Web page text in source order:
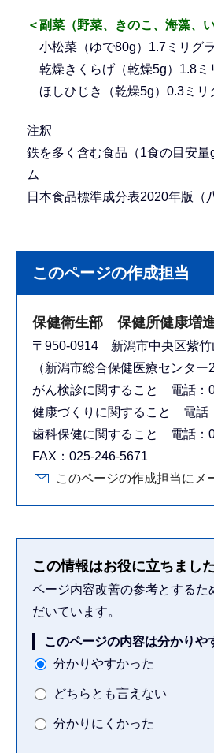
＜副菜（野菜、きのこ、海藻、
小松菜（ゆで80g）1.7ミリグ
乾燥きくらげ（乾燥5g）1.8ミ
ほしひじき（乾燥5g）0.3ミリ
注釈
鉄を多く含む食品（1食の目安量
ム
日本食品標準成分表2020年版（
このページの作成担当
保健衛生部 保健所健康増
〒950-0914 新潟市中央区紫竹
（新潟市総合保健医療センター2
がん検診に関すること 電話：
健康づくりに関すること 電話
歯科保健に関すること 電話
FAX：025-246-5671
このページの作成担当にメ
この情報はお役に立ちまし
ページ内容改善の参考とするた
だいています。
このページの内容は分かりや
分かりやすかった
どちらとも言えない
分かりにくかった